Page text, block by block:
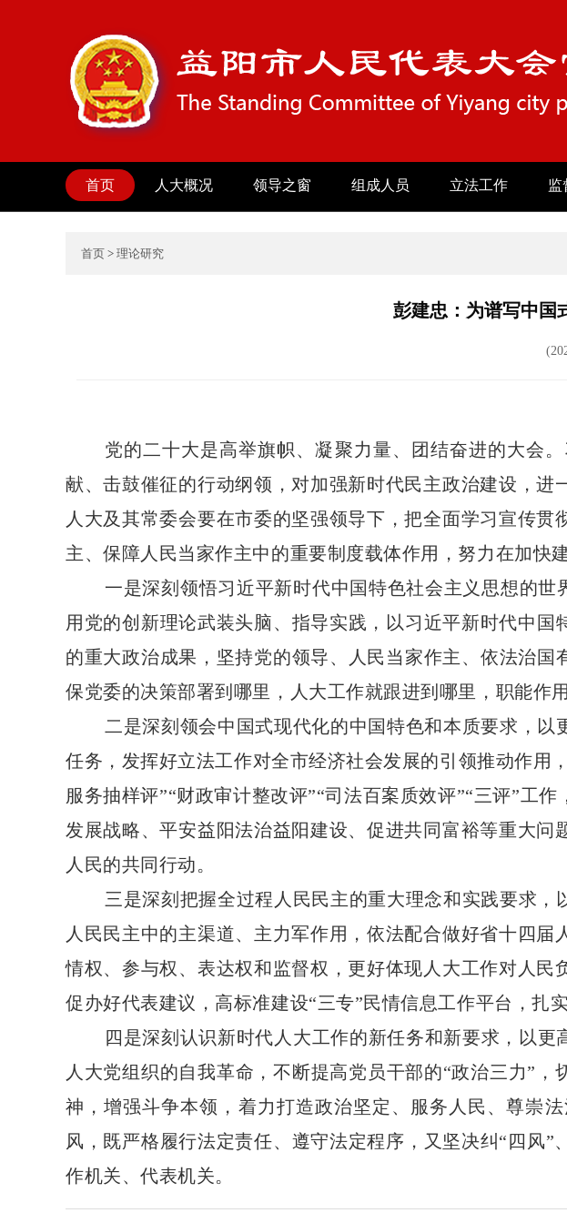
首页 人大概况 领导之窗 组成人员 立法工作 监
首页 > 理论研究
彭建忠：为谱写中国
党的二十大是高举旗帜、凝聚力量、团结奋进的大会
献、击鼓催征的行动纲领，对加强新时代民主政治建设，
人大及其常委会要在市委的坚强领导下，把全面学习宣传
主、保障人民当家作主中的重要制度载体作用，努力在加快
一是深刻领悟习近平新时代中国特色社会主义思想的
用党的创新理论武装头脑、指导实践，以习近平新时代中
的重大政治成果，坚持党的领导、人民当家作主、依法治
保党委的决策部署到哪里，人大工作就跟进到哪里，职能作
二是深刻领会中国式现代化的中国特色和本质要求，
任务，发挥好立法工作对全市经济社会发展的引领推动作用
服务抽样评”“财政审计整改评”“司法百案质效评”“三评”工
发展战略、平安益阳法治益阳建设、促进共同富裕等重大
人民的共同行动。
三是深刻把握全过程人民民主的重大理念和实践要求
人民民主中的主渠道、主力军作用，依法配合做好省十四
情权、参与权、表达权和监督权，更好体现人大工作对人
促办好代表建议，高标准建设“三专”民情信息工作平台，扎
四是深刻认识新时代人大工作的新任务和新要求，以
人大党组织的自我革命，不断提高党员干部的“政治三力”
神，增强斗争本领，着力打造政治坚定、服务人民、尊崇
风，既严格履行法定责任、遵守法定程序，又坚决纠“四风
作机关、代表机关。